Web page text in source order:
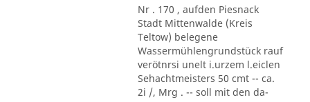
Nr . 170 , aufden Piesnack
Stadt Mittenwalde (Kreis
Teltow) belegene
Wassermühlengrundstück rauf
verötnrsi unelt i.urzem l.eiclen
Sehachtmeisters 50 cmt -- ca.
2i /, Mrg . -- soll mit den da-